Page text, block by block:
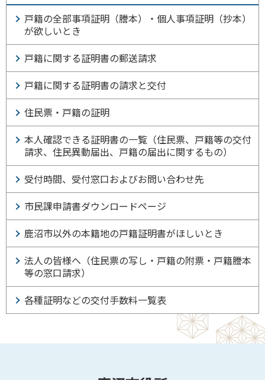
戸籍の全部事項証明（謄本）・個人事項証明（抄本）
が欲しいとき
戸籍に関する証明書の郵送請求
戸籍に関する証明書の請求と交付
住民票・戸籍の証明
本人確認できる証明書の一覧（住民票、戸籍等の交付
請求、住民異動届出、戸籍の届出に関するもの）
受付時間、受付窓口およびお問い合わせ先
市民課申請書ダウンロードページ
鹿沼市以外の本籍地の戸籍証明書がほしいとき
法人の皆様へ（住民票の写し・戸籍の附票・戸籍謄本
等の窓口請求）
各種証明などの交付手数料一覧表